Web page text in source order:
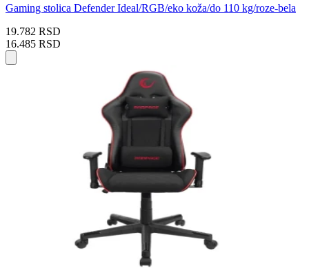
Gaming stolica Defender Ideal/RGB/eko koža/do 110 kg/roze-bela
19.782 RSD
16.485 RSD